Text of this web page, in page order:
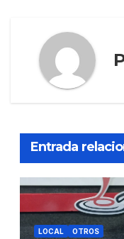
Entrada
LOCAL OTROS